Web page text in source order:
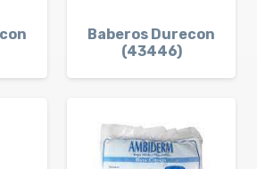
Baberos Durecon
(43446)